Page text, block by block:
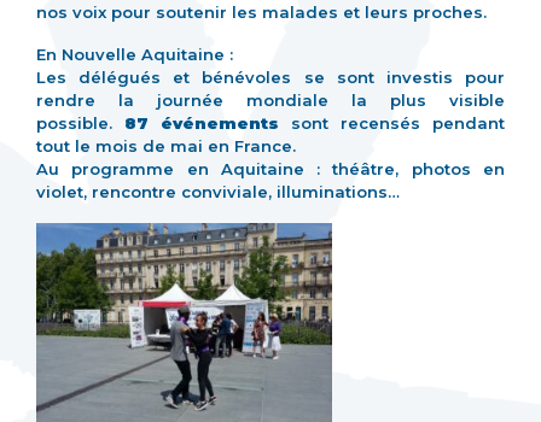
nos voix pour soutenir les malades et leurs proches.
En Nouvelle Aquitaine :
Les délégués et bénévoles se sont investis pour
rendre la journée mondiale la plus visible
possible. 87 événements sont recensés pendant
tout le mois de mai en France.
Au programme en Aquitaine : théâtre, photos en
violet, rencontre conviviale, illuminations…